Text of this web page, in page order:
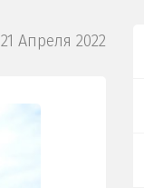
21 Апреля 2022